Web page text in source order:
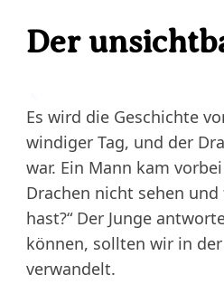
Der
Es wird die Geschichte
windiger Tag, und der
war. Ein Mann kam
Drachen nicht sehen
hast?“ Der Junge
können, sollten wir in
verwandelt.